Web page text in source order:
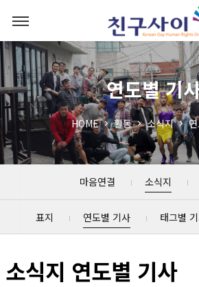
연도별 기
HOME 활동 소식지
마음연결 소식지
표지 연도별 기사 태그별
소식지 연도별 기사